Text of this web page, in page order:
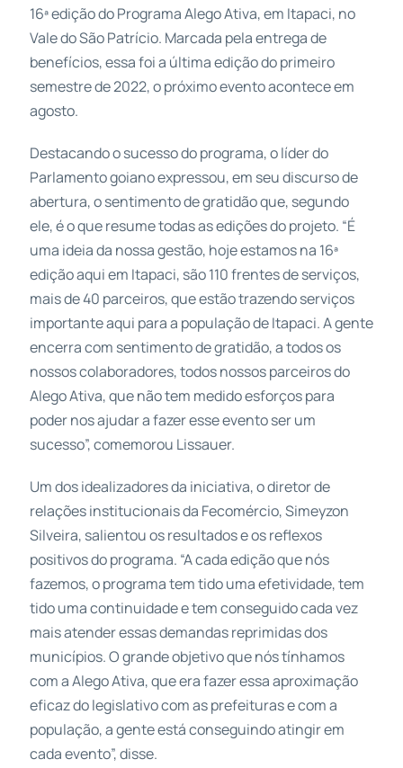
16ª edição do Programa Alego Ativa, em Itapaci, no
Vale do São Patrício. Marcada pela entrega de
benefícios, essa foi a última edição do primeiro
semestre de 2022, o próximo evento acontece em
agosto.
Destacando o sucesso do programa, o líder do
Parlamento goiano expressou, em seu discurso de
abertura, o sentimento de gratidão que, segundo
ele, é o que resume todas as edições do projeto. “É
uma ideia da nossa gestão, hoje estamos na 16ª
edição aqui em Itapaci, são 110 frentes de serviços,
mais de 40 parceiros, que estão trazendo serviços
importante aqui para a população de Itapaci. A gente
encerra com sentimento de gratidão, a todos os
nossos colaboradores, todos nossos parceiros do
Alego Ativa, que não tem medido esforços para
poder nos ajudar a fazer esse evento ser um
sucesso”, comemorou Lissauer.
Um dos idealizadores da iniciativa, o diretor de
relações institucionais da Fecomércio, Simeyzon
Silveira, salientou os resultados e os reflexos
positivos do programa. “A cada edição que nós
fazemos, o programa tem tido uma efetividade, tem
tido uma continuidade e tem conseguido cada vez
mais atender essas demandas reprimidas dos
municípios. O grande objetivo que nós tínhamos
com a Alego Ativa, que era fazer essa aproximação
eficaz do legislativo com as prefeituras e com a
população, a gente está conseguindo atingir em
cada evento”, disse.